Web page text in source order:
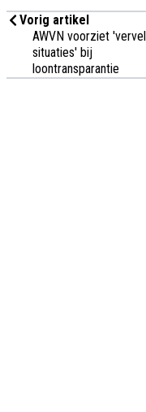
Vorig artikel
AWVN voorziet
situaties' bij
loontransparantie